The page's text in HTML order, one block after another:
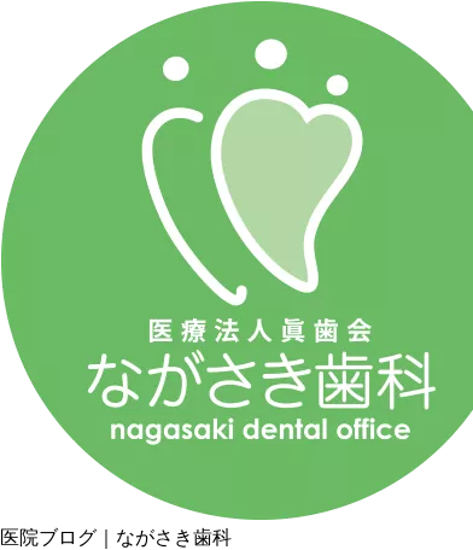
医院ブログ｜ながさき歯科